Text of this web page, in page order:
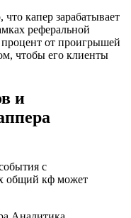
капер зарабатывает
реферальной
от проигрышей
чтобы его клиенты
и
с
общий кф может